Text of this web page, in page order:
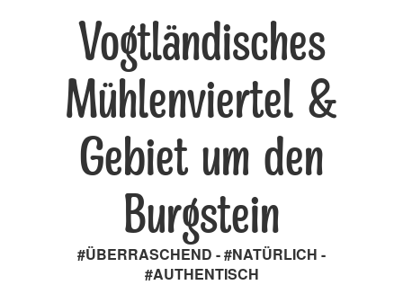
Vogtländisches
Mühlenviertel &
Gebiet um den
Burgstein
#ÜBERRASCHEND - #NATÜRLICH -
#AUTHENTISCH